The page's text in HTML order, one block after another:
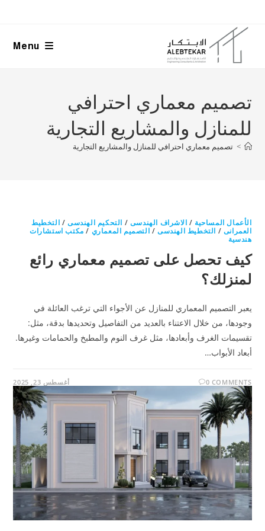
content
Menu
تصميم معماري احترافي
للمنازل والمشاريع التجارية
> تصميم معماري احترافي للمنازل والمشاريع التجارية
الأعمال المساحية / الاشراف الهندسى / التحكيم الهندسى / التخطيط
العمرانى / التخطيط الهندسى / التصميم المعماري / مكتب استشارات
هندسية
كيف تحصل على تصميم معماري رائع
لمنزلك؟
يعبر التصميم المعماري للمنازل عن الأجواء التي ترغب العائلة في
وجودها، من خلال الاعتناء بالعديد من التفاصيل وتحديدها بدقة، مثل:
تقسيمات الغرف وأبعادها، مثل غرف النوم والمطبخ والحمامات وغيرها.
أبعاد الأبواب…
0 COMMENTS أغسطس 23, 2025